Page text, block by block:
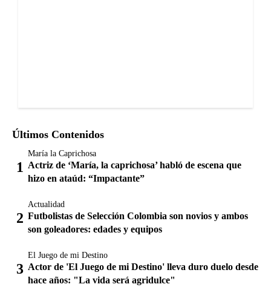
Últimos Contenidos
María la Caprichosa
Actriz de ‘María, la caprichosa’ habló de escena que
hizo en ataúd: “Impactante”
Actualidad
Futbolistas de Selección Colombia son novios y ambos
son goleadores: edades y equipos
El Juego de mi Destino
Actor de 'El Juego de mi Destino' lleva duro duelo desde
hace años: "La vida será agridulce"